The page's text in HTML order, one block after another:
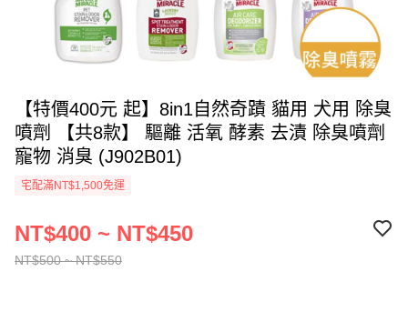
【特價400元 起】8in1自然奇蹟 貓用 犬用 除臭
噴劑 【共8款】 驅離 活氧 酵素 去漬 除臭噴劑
寵物 消臭 (J902B01)
宅配滿NT$1,500免運
NT$500 ~ NT$550
NT$400 ~ NT$450